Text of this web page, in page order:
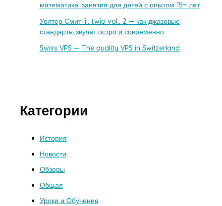
математике: занятия для детей с опытом 15+ лет
Уолтер Смит Iii: twio vol.. 2 — как джазовые
стандарты звучат остро и современно
Swiss VPS — The quality VPS in Switzerland
Категории
История
Новости
Обзоры
Общая
Уроки и Обучение